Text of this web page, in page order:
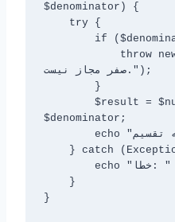
$denominator) {
صفر مجاز نیست.");
$denominator;
}